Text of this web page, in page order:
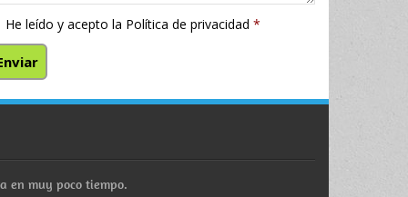
He leído y acepto la Política de privacidad *
en muy poco tiempo.